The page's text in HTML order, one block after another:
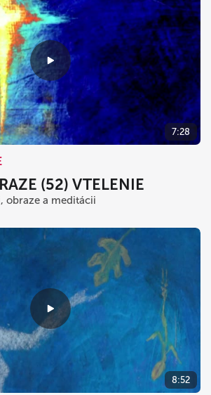
7:28
(52) VTELENIE
obraze a meditácii
8:52